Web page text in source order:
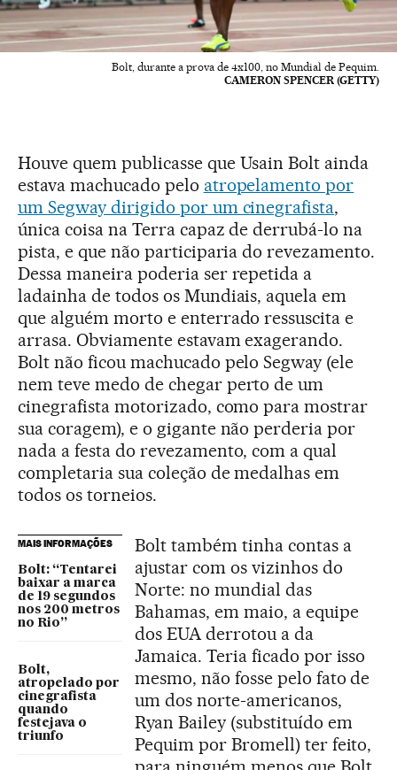
Bolt, durante a prova de 4x100, no Mundial de Pequim.
CAMERON SPENCER (GETTY)
Houve quem publicasse que Usain Bolt ainda
estava machucado pelo atropelamento por
um Segway dirigido por um cinegrafista,
única coisa na Terra capaz de derrubá-lo na
pista, e que não participaria do revezamento.
Dessa maneira poderia ser repetida a
ladainha de todos os Mundiais, aquela em
que alguém morto e enterrado ressuscita e
arrasa. Obviamente estavam exagerando.
Bolt não ficou machucado pelo Segway (ele
nem teve medo de chegar perto de um
cinegrafista motorizado, como para mostrar
sua coragem), e o gigante não perderia por
nada a festa do revezamento, com a qual
completaria sua coleção de medalhas em
todos os torneios.
MAIS INFORMAÇÕES
Bolt: “Tentarei
baixar a marca
de 19 segundos
nos 200 metros
no Rio”
Bolt,
atropelado por
cinegrafista
quando
festejava o
triunfo
Bolt também tinha contas a
ajustar com os vizinhos do
Norte: no mundial das
Bahamas, em maio, a equipe
dos EUA derrotou a da
Jamaica. Teria ficado por isso
mesmo, não fosse pelo fato de
um dos norte-americanos,
Ryan Bailey (substituído em
Pequim por Bromell) ter feito,